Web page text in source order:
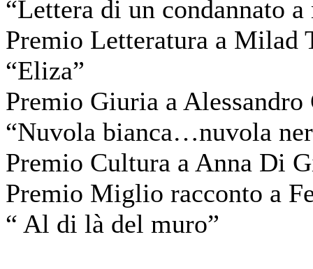
“Lettera di un condannato a
Premio Letteratura a Milad
“Eliza”
Premio Giuria a
“Nuvola bianca…nuvola
Premio Cultura a Anna Di
Premio Miglio racconto a
“ Al di là del muro”